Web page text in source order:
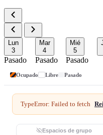
Lun
3
Pasado
Mar
4
Pasado
Mié
5
Pasado
Ocupado Libre Pasado
TypeError: Failed to fetch
Espacios de grupo